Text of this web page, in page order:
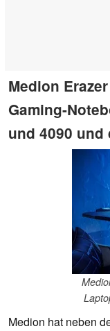
Medion
Gaming-
und 4090
Medion hat neben